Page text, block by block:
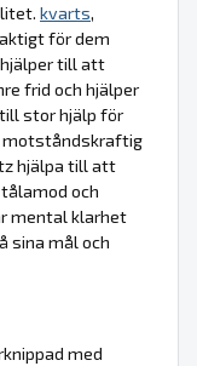
kvarts,
för dem
till att
frid och hjälper
stor hjälp för
motståndskraftig
hjälpa till att
och
mental klarhet
sina mål och
med